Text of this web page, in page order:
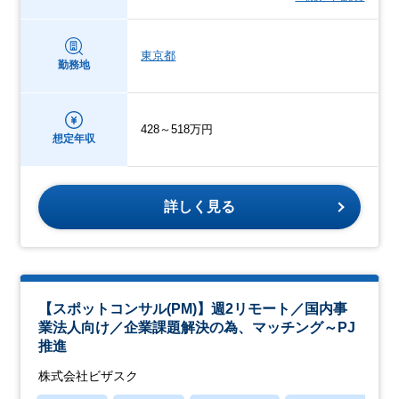
勤務地
東京都
想定年収
428～518万円
詳しく見る
【スポットコンサル(PM)】週2リモート／国内事
業法人向け／企業課題解決の為、マッチング～PJ
推進
株式会社ビザスク